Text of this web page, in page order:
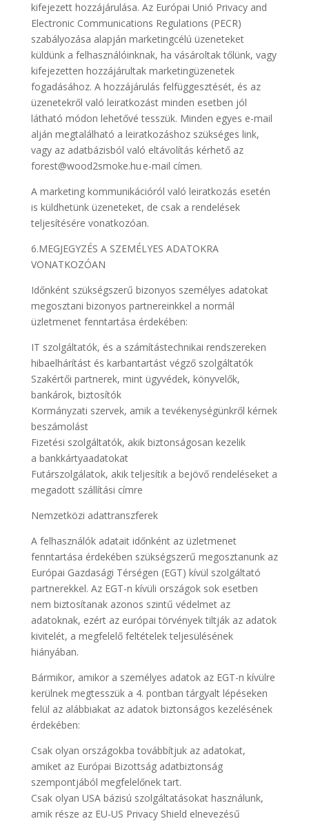
kifejezett hozzájárulása. Az Európai Unió Privacy and
Electronic Communications Regulations (PECR)
szabályozása alapján marketingcélú üzeneteket
küldünk a felhasználóinknak, ha vásároltak tőlünk, vagy
kifejezetten hozzájárultak marketingüzenetek
fogadásához. A hozzájárulás felfüggesztését, és az
üzenetekről való leiratkozást minden esetben jól
látható módon lehetővé tesszük. Minden egyes e-mail
alján megtalálható a leiratkozáshoz szükséges link,
vagy az adatbázisból való eltávolítás kérhető az
forest@wood2smoke.hu e-mail címen.
A marketing kommunikációról való leiratkozás esetén
is küldhetünk üzeneteket, de csak a rendelések
teljesítésére vonatkozóan.
6.MEGJEGYZÉS A SZEMÉLYES ADATOKRA
VONATKOZÓAN
Időnként szükségszerű bizonyos személyes adatokat
megosztani bizonyos partnereinkkel a normál
üzletmenet fenntartása érdekében:
IT szolgáltatók, és a számítástechnikai rendszereken
hibaelhárítást és karbantartást végző szolgáltatók
Szakértői partnerek, mint ügyvédek, könyvelők,
bankárok, biztosítók
Kormányzati szervek, amik a tevékenységünkről kérnek
beszámolást
Fizetési szolgáltatók, akik biztonságosan kezelik
a bankkártyaadatokat
Futárszolgálatok, akik teljesítik a bejövő rendeléseket a
megadott szállítási címre
Nemzetközi adattranszferek
A felhasználók adatait időnként az üzletmenet
fenntartása érdekében szükségszerű megosztanunk az
Európai Gazdasági Térségen (EGT) kívül szolgáltató
partnerekkel. Az EGT-n kívüli országok sok esetben
nem biztosítanak azonos szintű védelmet az
adatoknak, ezért az európai törvények tiltják az adatok
kivitelét, a megfelelő feltételek teljesülésének
hiányában.
Bármikor, amikor a személyes adatok az EGT-n kívülre
kerülnek megtesszük a 4. pontban tárgyalt lépéseken
felül az alábbiakat az adatok biztonságos kezelésének
érdekében:
Csak olyan országokba továbbítjuk az adatokat,
amiket az Európai Bizottság adatbiztonság
szempontjából megfelelőnek tart.
Csak olyan USA bázisú szolgáltatásokat használunk,
amik része az EU-US Privacy Shield elnevezésű